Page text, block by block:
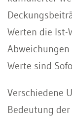
Werten die Ist-
Werte sind
Verschiedene
Bedeutung